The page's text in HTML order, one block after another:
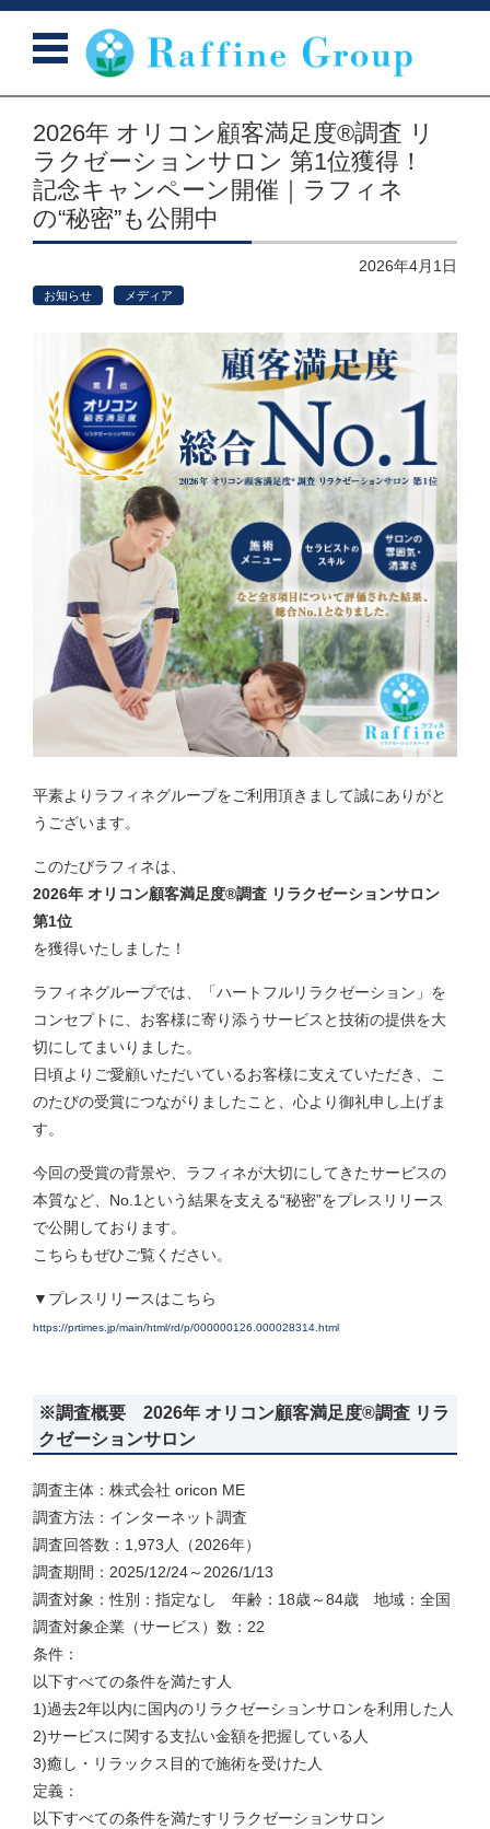
コンテンツに移動
2026年 オリコン顧客満足度®調査 リ
ラクゼーションサロン 第1位獲得！
記念キャンペーン開催｜ラフィネ
の“秘密”も公開中
2026年4月1日
お知らせ メディア
平素よりラフィネグループをご利用頂きまして誠にありがと
うございます。
このたびラフィネは、
2026年 オリコン顧客満足度®調査 リラクゼーションサロン
第1位
を獲得いたしました！
ラフィネグループでは、「ハートフルリラクゼーション」を
コンセプトに、お客様に寄り添うサービスと技術の提供を大
切にしてまいりました。
日頃よりご愛顧いただいているお客様に支えていただき、こ
のたびの受賞につながりましたこと、心より御礼申し上げま
す。
今回の受賞の背景や、ラフィネが大切にしてきたサービスの
本質など、No.1という結果を支える“秘密”をプレスリリース
で公開しております。
こちらもぜひご覧ください。
▼プレスリリースはこちら
https://prtimes.jp/main/html/rd/p/000000126.000028314.html
※調査概要 2026年 オリコン顧客満足度®調査 リラ
クゼーションサロン
調査主体：株式会社 oricon ME
調査方法：インターネット調査
調査回答数：1,973人（2026年）
調査期間：2025/12/24～2026/1/13
調査対象：性別：指定なし 年齢：18歳～84歳 地域：全国
調査対象企業（サービス）数：22
条件：
以下すべての条件を満たす人
1)過去2年以内に国内のリラクゼーションサロンを利用した人
2)サービスに関する支払い金額を把握している人
3)癒し・リラックス目的で施術を受けた人
定義：
以下すべての条件を満たすリラクゼーションサロン